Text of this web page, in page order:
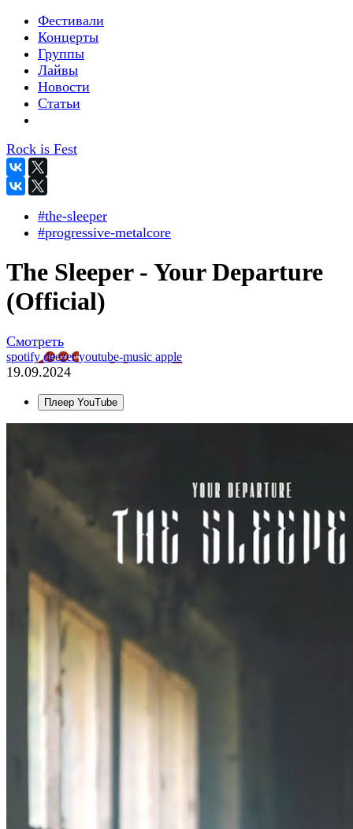
Фестивали
Концерты
Группы
Лайвы
Новости
Статьи
Rock is Fest
#the-sleeper
#progressive-metalcore
The Sleeper - Your Departure
(Official)
Смотреть
spotifydeezeryoutube-music apple
19.09.2024
Плеер YouTube